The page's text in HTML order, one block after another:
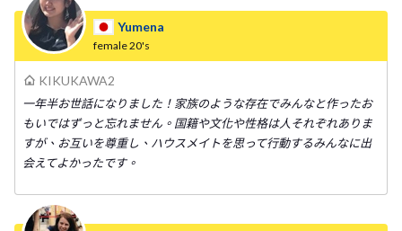
Yumena
female20's
KIKUKAWA2
一年半お世話になりました！家族のような存在でみんなと作ったお
もいではずっと忘れません。国籍や文化や性格は人それぞれありま
すが、お互いを尊重し、ハウスメイトを思って行動するみんなに出
会えてよかったです。